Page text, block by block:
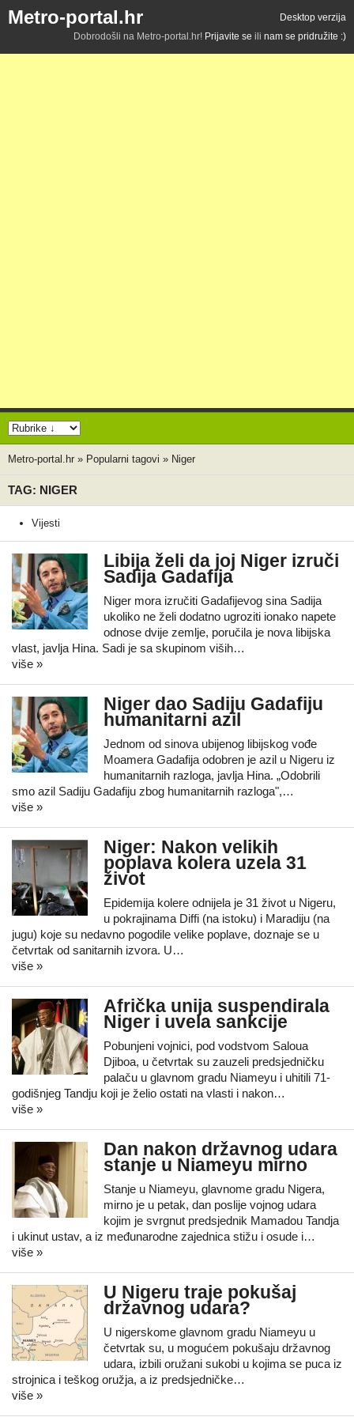
Metro-portal.hr
Desktop verzija
Dobrodošli na Metro-portal.hr! Prijavite se ili nam se pridružite :)
Metro-portal.hr » Popularni tagovi » Niger
TAG: NIGER
Vijesti
Libija želi da joj Niger izruči
Sadija Gadafija
Niger mora izručiti Gadafijevog sina Sadija
ukoliko ne želi dodatno ugroziti ionako napete
odnose dvije zemlje, poručila je nova libijska
vlast, javlja Hina. Sadi je sa skupinom viših…
više »
Niger dao Sadiju Gadafiju
humanitarni azil
Jednom od sinova ubijenog libijskog vođe
Moamera Gadafija odobren je azil u Nigeru iz
humanitarnih razloga, javlja Hina. „Odobrili
smo azil Sadiju Gadafiju zbog humanitarnih razloga",…
više »
Niger: Nakon velikih
poplava kolera uzela 31
život
Epidemija kolere odnijela je 31 život u Nigeru,
u pokrajinama Diffi (na istoku) i Maradiju (na
jugu) koje su nedavno pogodile velike poplave, doznaje se u
četvrtak od sanitarnih izvora. U…
više »
Afrička unija suspendirala
Niger i uvela sankcije
Pobunjeni vojnici, pod vodstvom Saloua
Djiboa, u četvrtak su zauzeli predsjedničku
palaču u glavnom gradu Niameyu i uhitili 71-
godišnjeg Tandju koji je želio ostati na vlasti i nakon…
više »
Dan nakon državnog udara
stanje u Niameyu mirno
Stanje u Niameyu, glavnome gradu Nigera,
mirno je u petak, dan poslije vojnog udara
kojim je svrgnut predsjednik Mamadou Tandja
i ukinut ustav, a iz međunarodne zajednica stižu i osude i…
više »
U Nigeru traje pokušaj
državnog udara?
U nigerskome glavnom gradu Niameyu u
četvrtak su, u mogućem pokušaju državnog
udara, izbili oružani sukobi u kojima se puca iz
strojnica i teškog oružja, a iz predsjedničke…
više »